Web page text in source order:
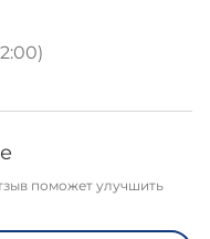
поможет улучшить